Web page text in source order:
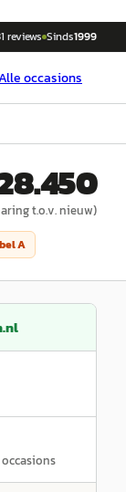
reviews Sinds1999
occasions
t.o.v. nieuw)
A